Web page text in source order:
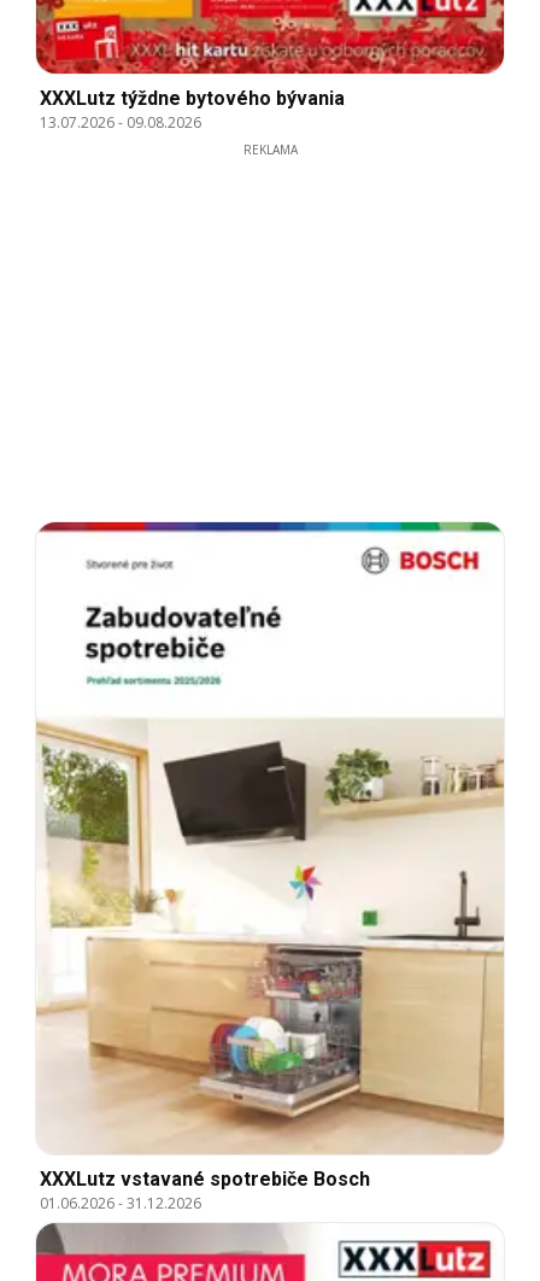
XXXLutz týždne bytového bývania
13.07.2026- 09.08.2026
REKLAMA
XXXLutz vstavané spotrebiče Bosch
01.06.2026-31.12.2026